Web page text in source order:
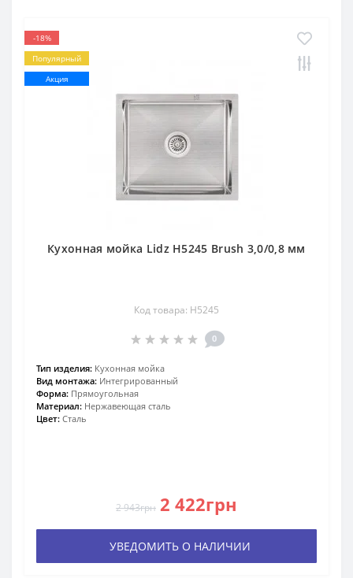
-18%
Популярный
Акция
Кухонная мойка Lidz H5245 Brush 3,0/0,8 мм
Код товара: H5245
0
Тип изделия: Кухонная мойка
Вид монтажа: Интегрированный
Форма: Прямоугольная
Материал: Нержавеющая сталь
Цвет: Сталь
2 943грн 2 422грн
УВЕДОМИТЬ О НАЛИЧИИ